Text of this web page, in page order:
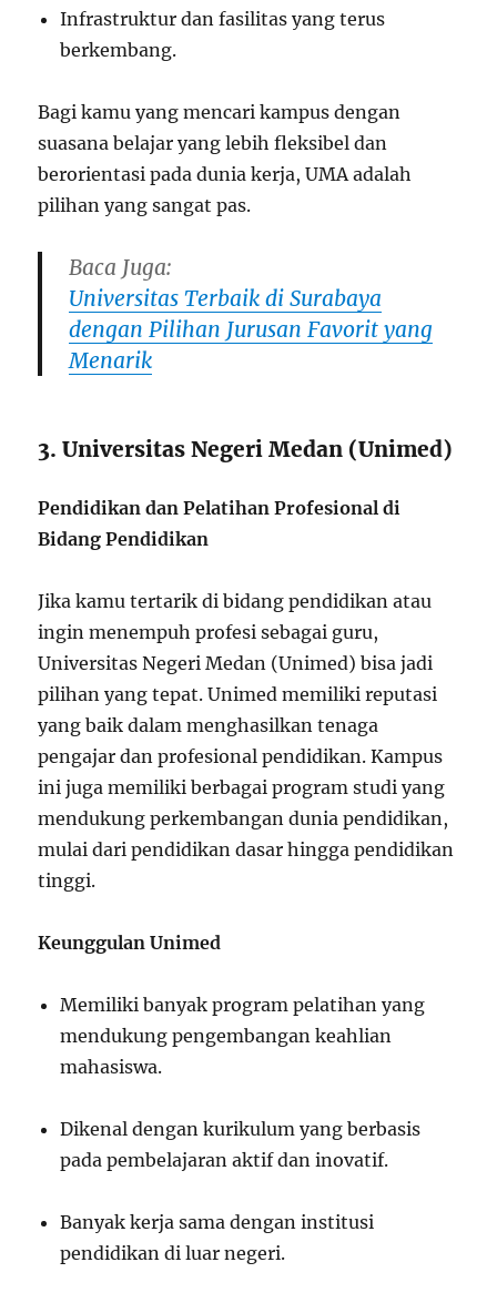
Infrastruktur dan fasilitas yang terus
berkembang.
Bagi kamu yang mencari kampus dengan
suasana belajar yang lebih fleksibel dan
berorientasi pada dunia kerja, UMA adalah
pilihan yang sangat pas.
Baca Juga:
Universitas Terbaik di Surabaya
dengan Pilihan Jurusan Favorit yang
Menarik
3. Universitas Negeri Medan (Unimed)
Pendidikan dan Pelatihan Profesional di
Bidang Pendidikan
Jika kamu tertarik di bidang pendidikan atau
ingin menempuh profesi sebagai guru,
Universitas Negeri Medan (Unimed) bisa jadi
pilihan yang tepat. Unimed memiliki reputasi
yang baik dalam menghasilkan tenaga
pengajar dan profesional pendidikan. Kampus
ini juga memiliki berbagai program studi yang
mendukung perkembangan dunia pendidikan,
mulai dari pendidikan dasar hingga pendidikan
tinggi.
Keunggulan Unimed
Memiliki banyak program pelatihan yang
mendukung pengembangan keahlian
mahasiswa.
Dikenal dengan kurikulum yang berbasis
pada pembelajaran aktif dan inovatif.
Banyak kerja sama dengan institusi
pendidikan di luar negeri.